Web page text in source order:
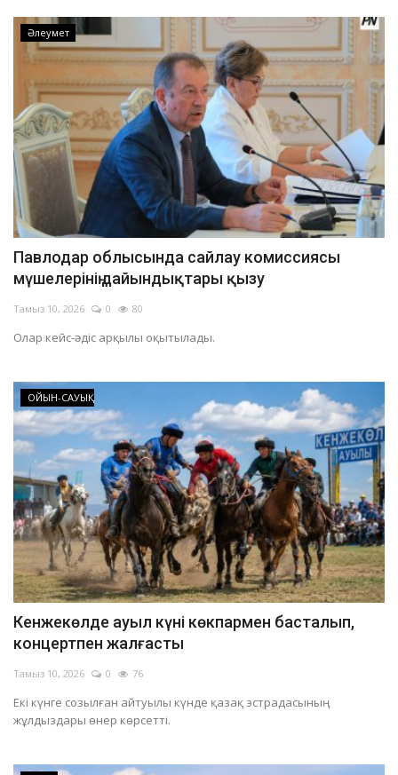
Әлеумет
Павлодар облысында сайлау комиссиясы
мүшелерінің дайындықтары қызу
Тамыз 10, 2026 0 80
Олар кейс-әдіс арқылы оқытылады.
ОЙЫН-САУЫҚ
Кенжекөлде ауыл күні көкпармен басталып,
концертпен жалғасты
Тамыз 10, 2026 0 76
Екі күнге созылған айтуылы күнде қазақ эстрадасының
жұлдыздары өнер көрсетті.